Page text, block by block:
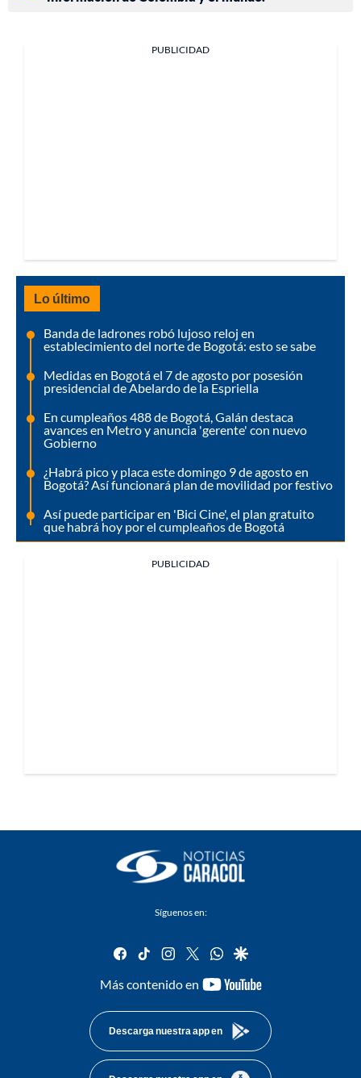
PUBLICIDAD
Lo último
Banda de ladrones robó lujoso reloj en
establecimiento del norte de Bogotá: esto se sabe
Medidas en Bogotá el 7 de agosto por posesión
presidencial de Abelardo de la Espriella
En cumpleaños 488 de Bogotá, Galán destaca
avances en Metro y anuncia 'gerente' con nuevo
Gobierno
¿Habrá pico y placa este domingo 9 de agosto en
Bogotá? Así funcionará plan de movilidad por festivo
Así puede participar en 'Bici Cine', el plan gratuito
que habrá hoy por el cumpleaños de Bogotá
PUBLICIDAD
Síguenos en:
facebook
tiktok instagram
twitterwhatsapp
google
Más contenido en
youtube-
Descarga nuestra app en